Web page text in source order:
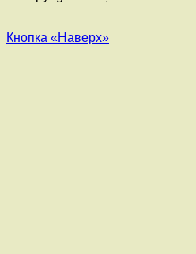
Кнопка «Наверх»